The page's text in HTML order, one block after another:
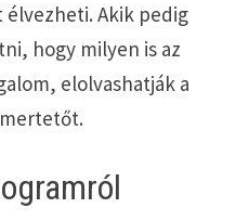
élvezheti. Akik pedig
hogy milyen is az
elolvashatják a